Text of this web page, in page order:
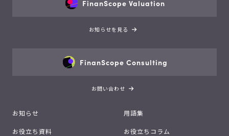
FinanScope Valuation
お知らせを見る
FinanScope Consulting
お問い合わせ
お知らせ 用語集
お役立ち資料 お役立ちコラム